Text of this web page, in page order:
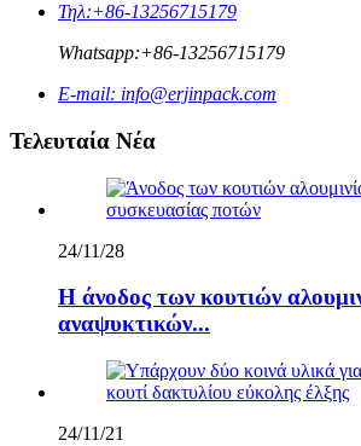
Τηλ:+86-13256715179
Whatsapp:+86-13256715179
E-mail: info@erjinpack.com
Τελευταία Νέα
24/11/28
Η άνοδος των κουτιών
αναψυκτικών...
24/11/21